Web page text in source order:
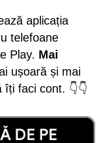
aplicația
telefoane
Play. Mai
ușoară și mai
faci cont. 👇👇